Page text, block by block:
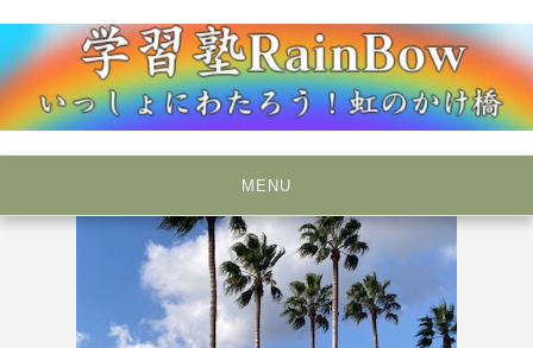
to
content
学習塾RainBow
MENU